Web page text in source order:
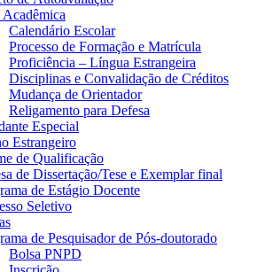
Calendário Escolar
Processo de Formação e Matrícula
Proficiência – Língua Estrangeira
Disciplinas e Convalidação de Créditos
Mudança de Orientador
Religamento para Defesa
Especial
Estrangeiro
de Qualificação
de Dissertação/Tese e Exemplar final
de Estágio Docente
Seletivo
de Pesquisador de Pós-doutorado
Bolsa PNPD